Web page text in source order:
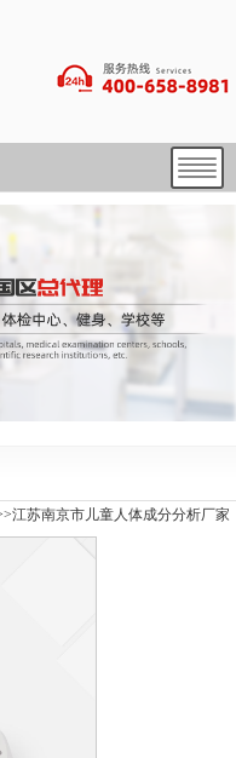
江苏南京市儿童人体成分分析厂家